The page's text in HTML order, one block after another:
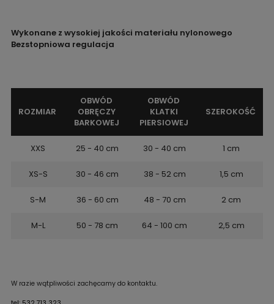
Wykonane z wysokiej jakości materiału nylonowego
Bezstopniowa regulacja
ROZMIAR
OBWÓD
OBRĘCZY
BARKOWEJ
OBWÓD
KLATKI
PIERSIOWEJ
SZEROKOŚĆ
XXS 25 - 40 cm 30 - 40 cm 1 cm
XS-S 30 - 46 cm 38 - 52 cm 1,5 cm
S-M 36 - 60 cm 48 - 70 cm 2 cm
M-L 50 - 78 cm 64 - 100 cm 2,5 cm
W razie wątpliwości zachęcamy do kontaktu.